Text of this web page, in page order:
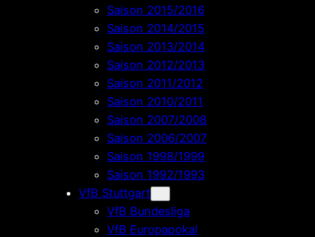
Saison 2015/2016
Saison 2014/2015
Saison 2013/2014
Saison 2012/2013
Saison 2011/2012
Saison 2010/2011
Saison 2007/2008
Saison 2006/2007
Saison 1998/1999
Saison 1992/1993
VfB Stuttgart
VfB Bundesliga
VfB Europapokal